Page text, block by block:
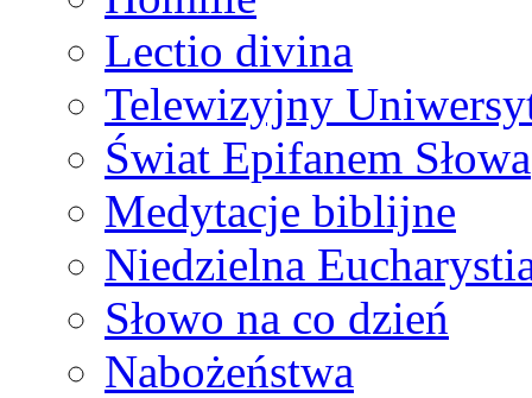
Lectio divina
Telewizyjny
Świat Epifanem Słowa
Medytacje biblijne
Niedzielna
Słowo na co dzień
Nabożeństwa